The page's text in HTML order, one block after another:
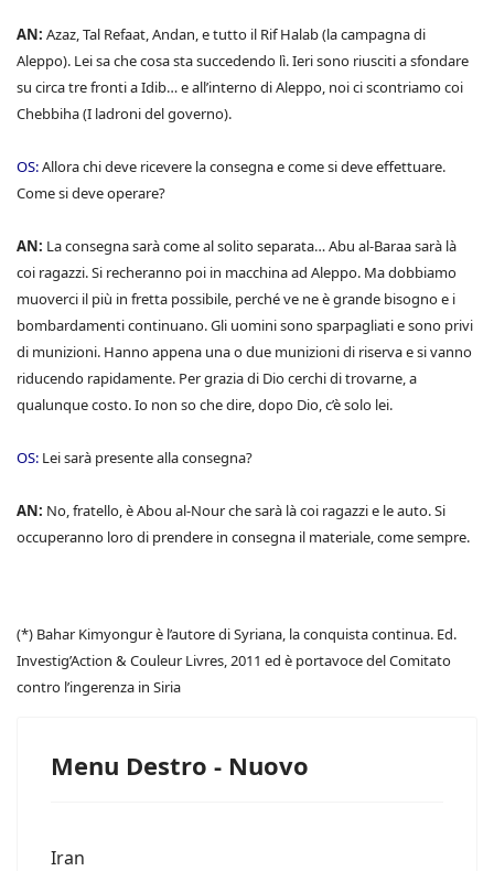
AN: Azaz, Tal Refaat, Andan, e tutto il Rif Halab (la campagna di
Aleppo). Lei sa che cosa sta succedendo lì. Ieri sono riusciti a sfondare
su circa tre fronti a Idib… e all’interno di Aleppo, noi ci scontriamo coi
Chebbiha (I ladroni del governo).
OS:Allora chi deve ricevere la consegna e come si deve effettuare.
Come si deve operare?
AN: La consegna sarà come al solito separata… Abu al-Baraa sarà là
coi ragazzi. Si recheranno poi in macchina ad Aleppo. Ma dobbiamo
muoverci il più in fretta possibile, perché ve ne è grande bisogno e i
bombardamenti continuano. Gli uomini sono sparpagliati e sono privi
di munizioni. Hanno appena una o due munizioni di riserva e si vanno
riducendo rapidamente. Per grazia di Dio cerchi di trovarne, a
qualunque costo. Io non so che dire, dopo Dio, c’è solo lei.
OS: Lei sarà presente alla consegna?
AN: No, fratello, è Abou al-Nour che sarà là coi ragazzi e le auto. Si
occuperanno loro di prendere in consegna il materiale, come sempre.
(*) Bahar Kimyongur è l’autore di Syriana, la conquista continua. Ed.
Investig’Action & Couleur Livres, 2011 ed è portavoce del Comitato
contro l’ingerenza in Siria
Menu Destro - Nuovo
Iran